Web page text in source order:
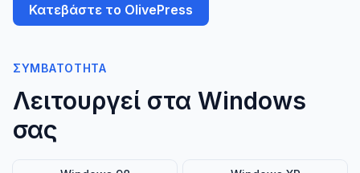
Κατεβάστε το OlivePress
ΣΥΜΒΑΤΌΤΗΤΑ
Λειτουργεί στα Windows
σας